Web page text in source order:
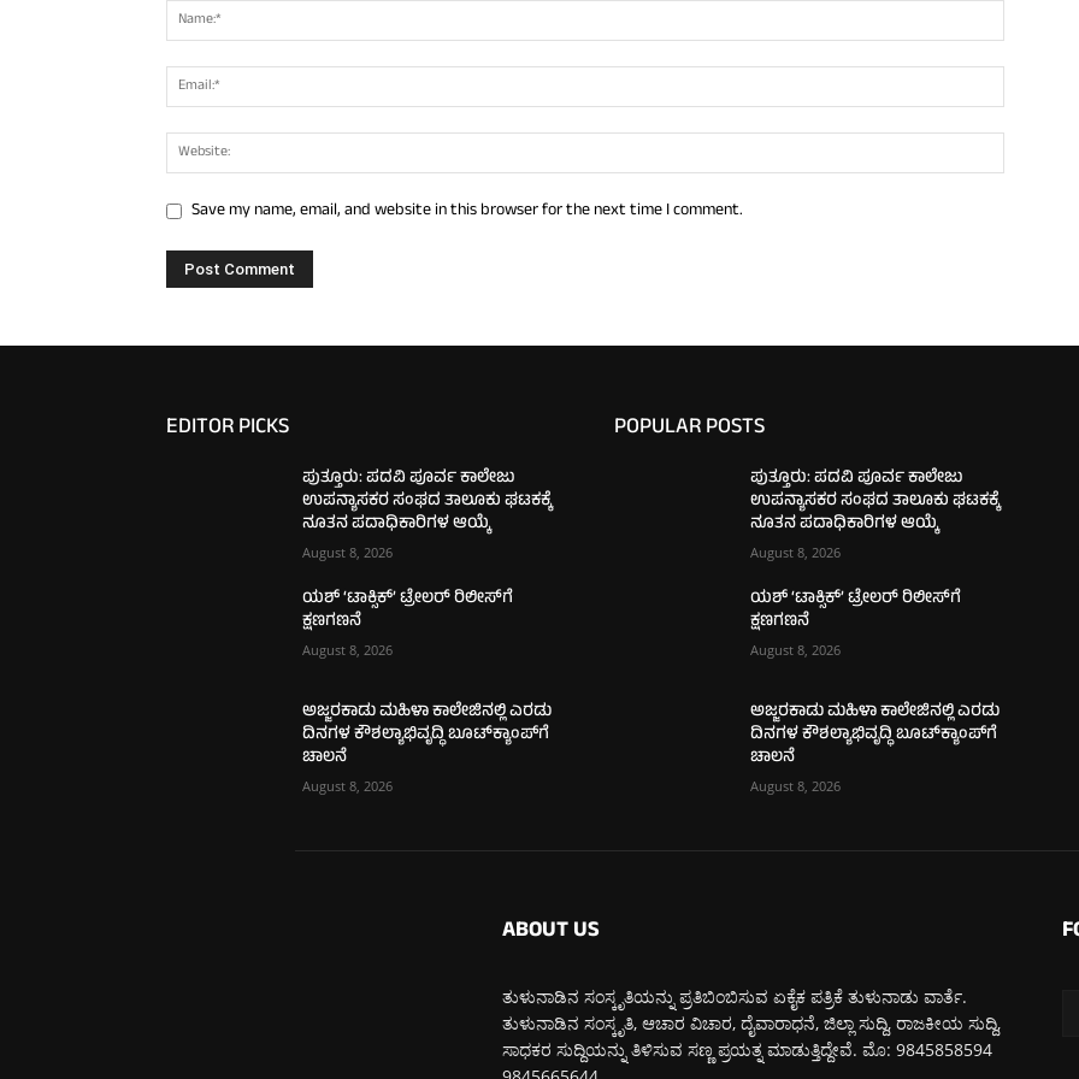
Save my name, email, and website in this browser for the next time I comment.
EDITOR PICKS
ಪುತ್ತೂರು: ಪದವಿ ಪೂರ್ವ ಕಾಲೇಜು
ಉಪನ್ಯಾಸಕರ ಸಂಘದ ತಾಲೂಕು ಘಟಕಕ್ಕೆ
ನೂತನ ಪದಾಧಿಕಾರಿಗಳ ಆಯ್ಕೆ
August 8, 2026
ಯಶ್ ‘ಟಾಕ್ಸಿಕ್’ ಟ್ರೇಲರ್ ರಿಲೀಸ್‌ಗೆ
ಕ್ಷಣಗಣನೆ
August 8, 2026
ಅಜ್ಜರಕಾಡು ಮಹಿಳಾ ಕಾಲೇಜಿನಲ್ಲಿ ಎರಡು
ದಿನಗಳ ಕೌಶಲ್ಯಾಭಿವೃದ್ಧಿ ಬೂಟ್‌ಕ್ಯಾಂಪ್‌ಗೆ
ಚಾಲನೆ
August 8, 2026
POPULAR POSTS
ಪುತ್ತೂರು: ಪದವಿ ಪೂರ್ವ ಕಾಲೇಜು
ಉಪನ್ಯಾಸಕರ ಸಂಘದ ತಾಲೂಕು ಘಟಕಕ್ಕೆ
ನೂತನ ಪದಾಧಿಕಾರಿಗಳ ಆಯ್ಕೆ
August 8, 2026
ಯಶ್ ‘ಟಾಕ್ಸಿಕ್’ ಟ್ರೇಲರ್ ರಿಲೀಸ್‌ಗೆ
ಕ್ಷಣಗಣನೆ
August 8, 2026
ಅಜ್ಜರಕಾಡು ಮಹಿಳಾ ಕಾಲೇಜಿನಲ್ಲಿ ಎರಡು
ದಿನಗಳ ಕೌಶಲ್ಯಾಭಿವೃದ್ಧಿ ಬೂಟ್‌ಕ್ಯಾಂಪ್‌ಗೆ
ಚಾಲನೆ
August 8, 2026
ABOUT US
ತುಳುನಾಡಿನ ಸಂಸ್ಕೃತಿಯನ್ನು ಪ್ರತಿಬಿಂಬಿಸುವ ಏಕೈಕ ಪತ್ರಿಕೆ ತುಳುನಾಡು ವಾರ್ತೆ.
ತುಳುನಾಡಿನ ಸಂಸ್ಕೃತಿ, ಆಚಾರ ವಿಚಾರ, ದೈವಾರಾಧನೆ, ಜಿಲ್ಲಾ ಸುದ್ದಿ, ರಾಜಕೀಯ ಸುದ್ದಿ,
ಸಾಧಕರ ಸುದ್ದಿಯನ್ನು ತಿಳಿಸುವ ಸಣ್ಣ ಪ್ರಯತ್ನ ಮಾಡುತ್ತಿದ್ದೇವೆ. ಮೊ: 9845858594